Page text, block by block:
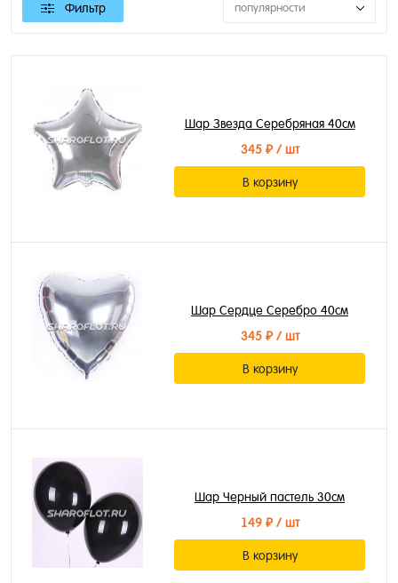
Фильтр популярности
Шар Звезда Серебряная 40см
345 ₽/ шт
В корзину
Шар Сердце Серебро 40см
345 ₽/ шт
В корзину
Шар Черный пастель 30см
149 ₽/ шт
В корзину